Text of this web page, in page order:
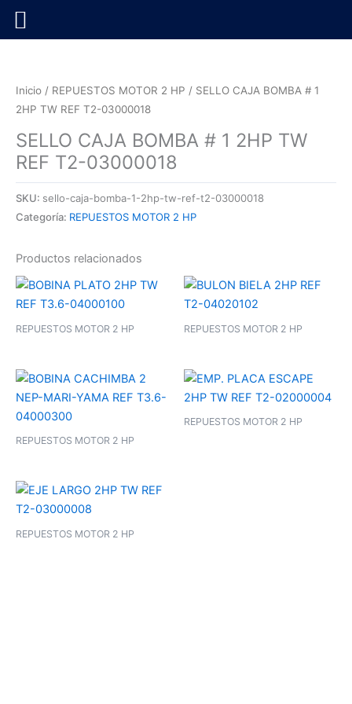
Inicio / REPUESTOS MOTOR 2 HP / SELLO CAJA BOMBA # 1
2HP TW REF T2-03000018
SELLO CAJA BOMBA # 1 2HP TW
REF T2-03000018
SKU: sello-caja-bomba-1-2hp-tw-ref-t2-03000018
Categoría: REPUESTOS MOTOR 2 HP
Productos relacionados
REPUESTOS MOTOR 2 HP REPUESTOS MOTOR 2 HP
REPUESTOS MOTOR 2 HP
REPUESTOS MOTOR 2 HP
REPUESTOS MOTOR 2 HP